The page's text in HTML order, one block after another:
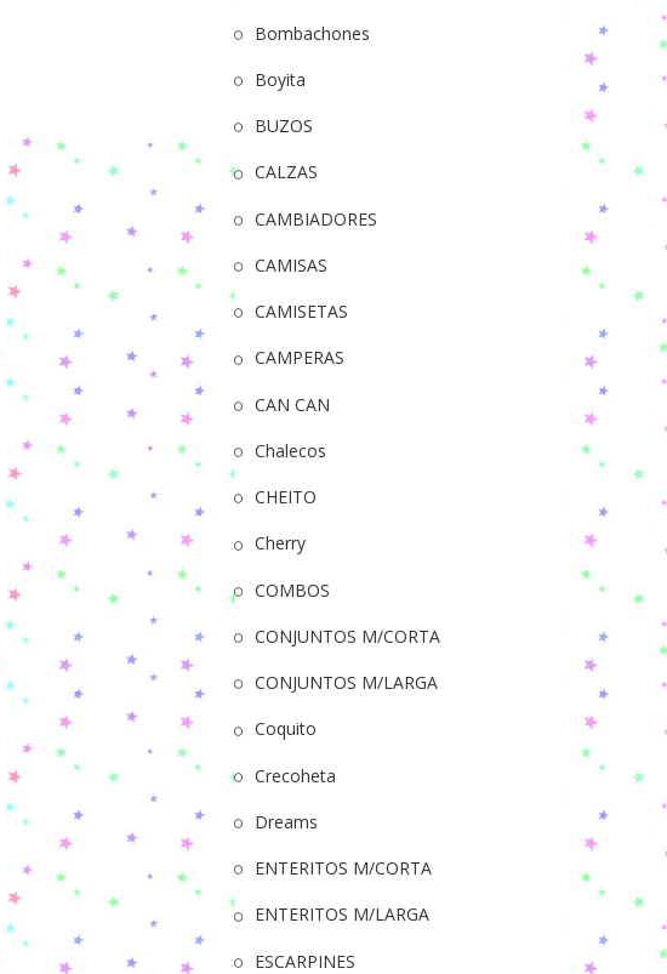
Bombachones
Boyita
BUZOS
CALZAS
CAMBIADORES
CAMISAS
CAMISETAS
CAMPERAS
CAN CAN
Chalecos
CHEITO
Cherry
COMBOS
CONJUNTOS M/CORTA
CONJUNTOS M/LARGA
Coquito
Crecoheta
Dreams
ENTERITOS M/CORTA
ENTERITOS M/LARGA
ESCARPINES